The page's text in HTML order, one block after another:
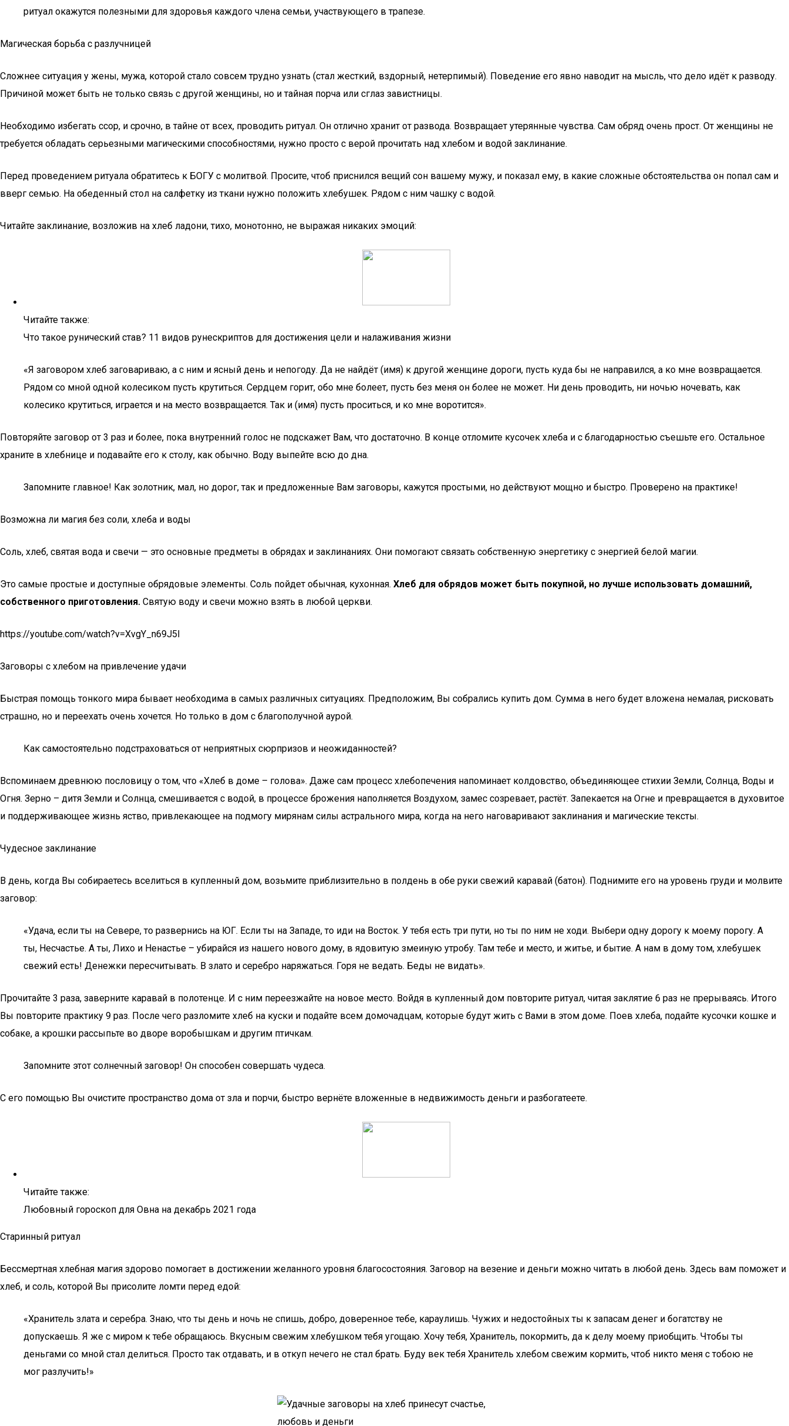
ритуал окажутся полезными для здоровья каждого члена семьи, участвующего в трапезе.
Магическая борьба с разлучницей
Сложнее ситуация у жены, мужа, которой стало совсем трудно узнать (стал жесткий, вздорный, нетерпимый). Поведение его явно наводит на мысль, что дело идёт к разводу.
Причиной может быть не только связь с другой женщины, но и тайная порча или сглаз завистницы.
Необходимо избегать ссор, и срочно, в тайне от всех, проводить ритуал. Он отлично хранит от развода. Возвращает утерянные чувства. Сам обряд очень прост. От женщины не
требуется обладать серьезными магическими способностями, нужно просто с верой прочитать над хлебом и водой заклинание.
Перед проведением ритуала обратитесь к БОГУ с молитвой. Просите, чтоб приснился вещий сон вашему мужу, и показал ему, в какие сложные обстоятельства он попал сам и
вверг семью. На обеденный стол на салфетку из ткани нужно положить хлебушек. Рядом с ним чашку с водой.
Читайте заклинание, возложив на хлеб ладони, тихо, монотонно, не выражая никаких эмоций:
Читайте также:
Что такое рунический став? 11 видов рунескриптов для достижения цели и налаживания жизни
«Я заговором хлеб заговариваю, а с ним и ясный день и непогоду. Да не найдёт (имя) к другой женщине дороги, пусть куда бы не направился, а ко мне возвращается.
Рядом со мной одной колесиком пусть крутиться. Сердцем горит, обо мне болеет, пусть без меня он более не может. Ни день проводить, ни ночью ночевать, как
колесико крутиться, играется и на место возвращается. Так и (имя) пусть проситься, и ко мне воротится».
Повторяйте заговор от 3 раз и более, пока внутренний голос не подскажет Вам, что достаточно. В конце отломите кусочек хлеба и с благодарностью съешьте его. Остальное
храните в хлебнице и подавайте его к столу, как обычно. Воду выпейте всю до дна.
Запомните главное! Как золотник, мал, но дорог, так и предложенные Вам заговоры, кажутся простыми, но действуют мощно и быстро. Проверено на практике!
Возможна ли магия без соли, хлеба и воды
Соль, хлеб, святая вода и свечи — это основные предметы в обрядах и заклинаниях. Они помогают связать собственную энергетику с энергией белой магии.
Это самые простые и доступные обрядовые элементы. Соль пойдет обычная, кухонная. Хлеб для обрядов может быть покупной, но лучше использовать домашний,
собственного приготовления. Святую воду и свечи можно взять в любой церкви.
https://youtube.com/watch?v=XvgY_n69J5I
Заговоры с хлебом на привлечение удачи
Быстрая помощь тонкого мира бывает необходима в самых различных ситуациях. Предположим, Вы собрались купить дом. Сумма в него будет вложена немалая, рисковать
страшно, но и переехать очень хочется. Но только в дом с благополучной аурой.
Как самостоятельно подстраховаться от неприятных сюрпризов и неожиданностей?
Вспоминаем древнюю пословицу о том, что «Хлеб в доме – голова». Даже сам процесс хлебопечения напоминает колдовство, объединяющее стихии Земли, Солнца, Воды и
Огня. Зерно – дитя Земли и Солнца, смешивается с водой, в процессе брожения наполняется Воздухом, замес созревает, растёт. Запекается на Огне и превращается в духовитое
и поддерживающее жизнь яство, привлекающее на подмогу мирянам силы астрального мира, когда на него наговаривают заклинания и магические тексты.
Чудесное заклинание
В день, когда Вы собираетесь вселиться в купленный дом, возьмите приблизительно в полдень в обе руки свежий каравай (батон). Поднимите его на уровень груди и молвите
заговор:
«Удача, если ты на Севере, то развернись на ЮГ. Если ты на Западе, то иди на Восток. У тебя есть три пути, но ты по ним не ходи. Выбери одну дорогу к моему порогу. А
ты, Несчастье. А ты, Лихо и Ненастье – убирайся из нашего нового дому, в ядовитую змеиную утробу. Там тебе и место, и житье, и бытие. А нам в дому том, хлебушек
свежий есть! Денежки пересчитывать. В злато и серебро наряжаться. Горя не ведать. Беды не видать».
Прочитайте 3 раза, заверните каравай в полотенце. И с ним переезжайте на новое место. Войдя в купленный дом повторите ритуал, читая заклятие 6 раз не прерываясь. Итого
Вы повторите практику 9 раз. После чего разломите хлеб на куски и подайте всем домочадцам, которые будут жить с Вами в этом доме. Поев хлеба, подайте кусочки кошке и
собаке, а крошки рассыпьте во дворе воробышкам и другим птичкам.
Запомните этот солнечный заговор! Он способен совершать чудеса.
С его помощью Вы очистите пространство дома от зла и порчи, быстро вернёте вложенные в недвижимость деньги и разбогатеете.
Читайте также:
Любовный гороскоп для Овна на декабрь 2021 года
Старинный ритуал
Бессмертная хлебная магия здорово помогает в достижении желанного уровня благосостояния. Заговор на везение и деньги можно читать в любой день. Здесь вам поможет и
хлеб, и соль, которой Вы присолите ломти перед едой:
«Хранитель злата и серебра. Знаю, что ты день и ночь не спишь, добро, доверенное тебе, караулишь. Чужих и недостойных ты к запасам денег и богатству не
допускаешь. Я же с миром к тебе обращаюсь. Вкусным свежим хлебушком тебя угощаю. Хочу тебя, Хранитель, покормить, да к делу моему приобщить. Чтобы ты
деньгами со мной стал делиться. Просто так отдавать, и в откуп нечего не стал брать. Буду век тебя Хранитель хлебом свежим кормить, чтоб никто меня с тобою не
мог разлучить!»